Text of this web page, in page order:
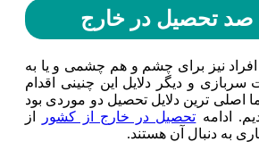
صد تحصیل در خارج
افراد نیز برای چشم و هم چشمی و یا به
سربازی و دیگر دلایل این چنینی اقدام
اصلی ترین دلایل تحصیل دو موردی بود
ادامه تحصیل در خارج از کشور
از
به دنبال آن هستند.